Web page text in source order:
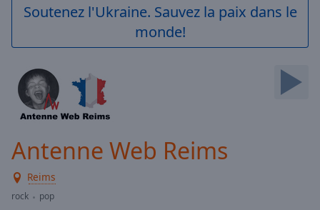
Play
Video
Skip
Skip
Forward
Mute
Current
Loaded:
0.00%
Soutenez l'Ukraine. Sauvez la paix dans le
monde!
Antenne Web Reims
Reims
rock
pop